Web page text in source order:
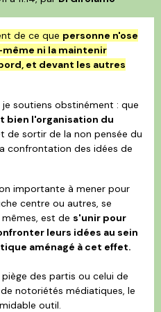
de ce que personne n'ose
ni la maintenir
et devant les autres
soutiens obstinément : que
bien l'organisation du
de sortir de la non pensée du
confrontation des idées de
importante à mener pour
centre ou autres, se
est de s'unir pour
leurs idées au sein
aménagé à cet effet.
des partis ou celui de
notoriétés médiatiques, le
outil.